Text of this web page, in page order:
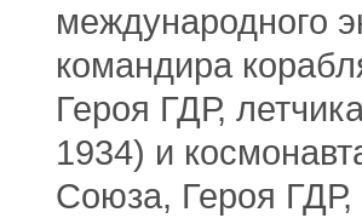
международного
командира
Героя ГДР,
1934) и
Союза, Героя ГДР,